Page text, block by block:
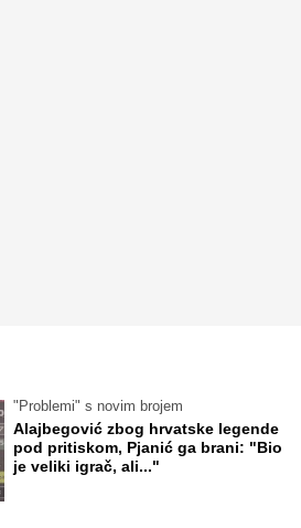
"Problemi" s novim brojem
Alajbegović zbog hrvatske legende
pod pritiskom, Pjanić ga brani: "Bio
je veliki igrač, ali..."